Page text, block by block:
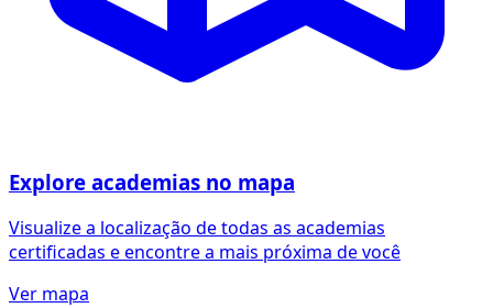
Explore academias no mapa
Visualize a localização de todas as academias
certificadas e encontre a mais próxima de você
Ver mapa